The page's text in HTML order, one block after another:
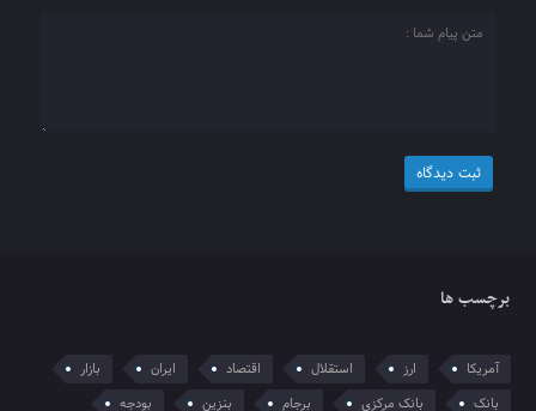
برچسب ها
آمریکا ارز استقلال اقتصاد ایران
بازار
بانک
بانک مرکزی برجام بنزین بودجه